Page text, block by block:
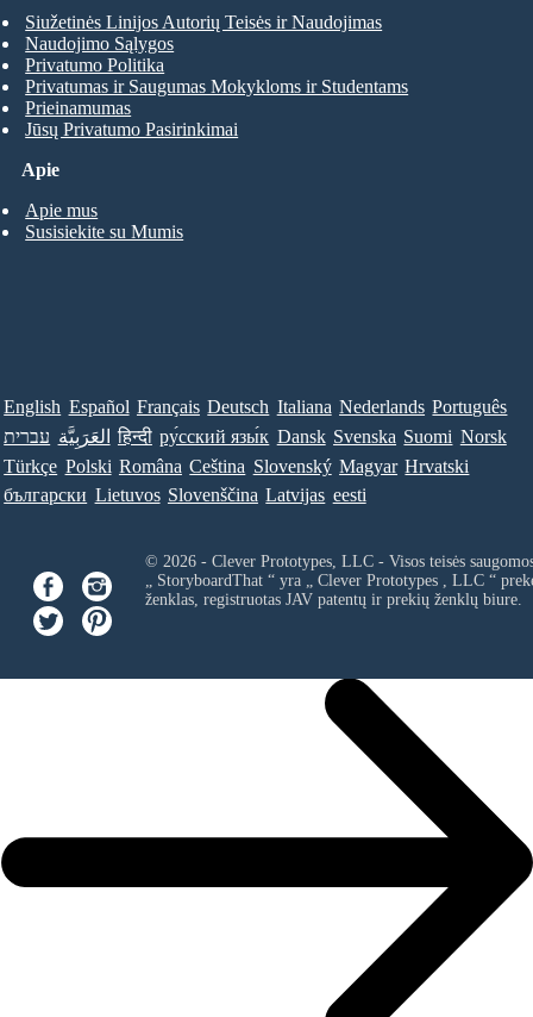
Apie
Apie mus
Susisiekite su Mumis
Siužetinės Linijos Autorių Teisės ir Naudojimas
Naudojimo Sąlygos
Privatumo Politika
Privatumas ir Saugumas Mokykloms ir Studentams
Prieinamumas
Jūsų Privatumo Pasirinkimai
English Español Français Deutsch Italiana Nederlands Português
עברית العَرَبِيَّة हिन्दी ру́сский язы́к Dansk Svenska Suomi Norsk
Türkçe Polski Româna Ceština Slovenský Magyar Hrvatski
български Lietuvos Slovenščina Latvijas eesti
© 2026 - Clever Prototypes, LLC - Visos teisės
„ StoryboardThat “ yra „ Clever Prototypes , LLC“
ženklas, registruotas JAV patentų ir prekių ženklų biure.